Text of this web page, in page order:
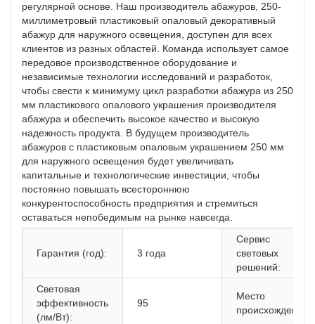
регулярной основе. Наш производитель абажуров, 250-
миллиметровый пластиковый опаловый декоративный
абажур для наружного освещения, доступен для всех
клиентов из разных областей. Команда использует самое
передовое производственное оборудование и
независимые технологии исследований и разработок,
чтобы свести к минимуму цикл разработки абажура из 250
мм пластикового опалового украшения производителя
абажура и обеспечить высокое качество и высокую
надежность продукта. В будущем производитель
абажуров с пластиковым опаловым украшением 250 мм
для наружного освещения будет увеличивать
капитальные и технологические инвестиции, чтобы
постоянно повышать всестороннюю
конкурентоспособность предприятия и стремиться
оставаться непобедимым на рынке навсегда.
Гарантия (год): 3 года
Сервис
световых
решений:
Световая
эффективность
(лм/Вт):
95
Место
происхождения: